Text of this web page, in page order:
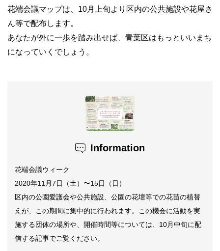
花端会議マップは、 10月上旬より区内の公共施設や花屋さ
ん等で配布します。
あなたが外に一歩を踏み出せば、青葉区はもっといいまち
になっていくでしょう。
Information
花端会議ウィーク
2020年11 月7日（土） 〜15日（日）
区内の公園愛護会や公共施設、公園の花壇等での花苗の植替
えが、この期間に集中的に行われます。この機会に活動を実
施する団体の場所や、開催時間等については、 10月中旬に配
信する記事でご覧ください。